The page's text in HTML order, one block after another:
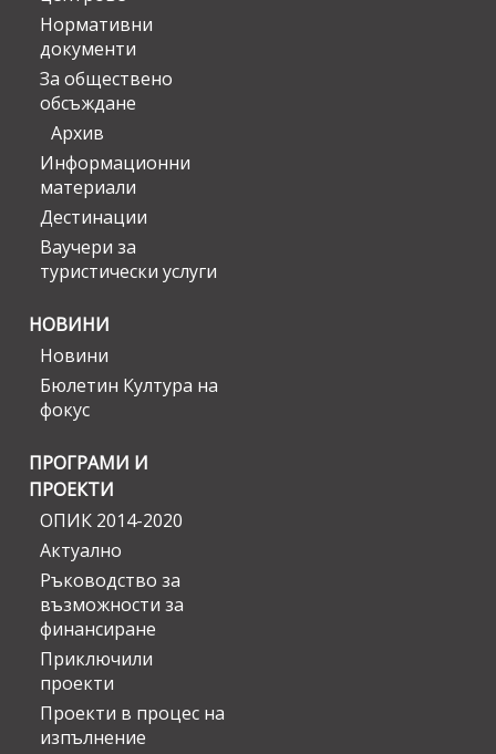
Нормативни
документи
За обществено
обсъждане
Архив
Информационни
материали
Дестинации
Ваучери за
туристически услуги
НОВИНИ
Новини
Бюлетин Култура на
фокус
ПРОГРАМИ И
ПРОЕКТИ
ОПИК 2014-2020
Актуално
Ръководство за
възможности за
финансиране
Приключили
проекти
Проекти в процес на
изпълнение